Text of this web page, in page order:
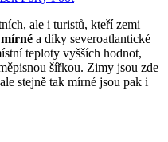
ale i turistů, kteří zemi
a díky severoatlantické
teploty vyšších hodnot,
šířkou. Zimy jsou zde
stejně tak mírné jsou pak i